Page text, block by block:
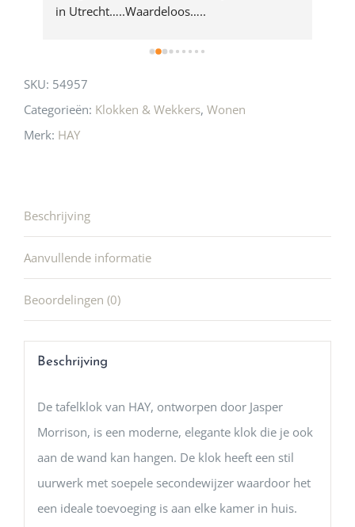
in Utrecht…..Waardeloos…..
SKU: 54957
Categorieën: Klokken & Wekkers, Wonen
Merk: HAY
Beschrijving
Aanvullende informatie
Beoordelingen (0)
Beschrijving
De tafelklok van HAY, ontworpen door Jasper
Morrison, is een moderne, elegante klok die je ook
aan de wand kan hangen. De klok heeft een stil
uurwerk met soepele secondewijzer waardoor het
een ideale toevoeging is aan elke kamer in huis.